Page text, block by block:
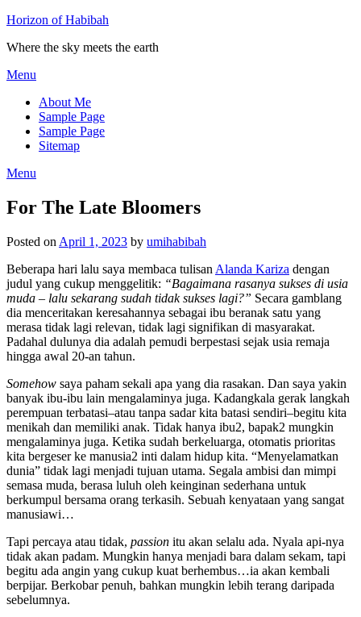
Horizon of Habibah
Where the sky meets the earth
Menu
About Me
Sample Page
Sample Page
Sitemap
Menu
For The Late Bloomers
Posted on April 1, 2023 by umihabibah
Beberapa hari lalu saya membaca tulisan Alanda Kariza dengan
judul yang cukup menggelitik: “Bagaimana rasanya sukses di usia
muda – lalu sekarang sudah tidak sukses lagi?” Secara gamblang
dia menceritakan keresahannya sebagai ibu beranak satu yang
merasa tidak lagi relevan, tidak lagi signifikan di masyarakat.
Padahal dulunya dia adalah pemudi berpestasi sejak usia remaja
hingga awal 20-an tahun.
Somehow saya paham sekali apa yang dia rasakan. Dan saya yakin
banyak ibu-ibu lain mengalaminya juga. Kadangkala gerak langkah
perempuan terbatasi–atau tanpa sadar kita batasi sendiri–begitu kita
menikah dan memiliki anak. Tidak hanya ibu2, bapak2 mungkin
mengalaminya juga. Ketika sudah berkeluarga, otomatis prioritas
kita bergeser ke manusia2 inti dalam hidup kita. “Menyelamatkan
dunia” tidak lagi menjadi tujuan utama. Segala ambisi dan mimpi
semasa muda, berasa luluh oleh keinginan sederhana untuk
berkumpul bersama orang terkasih. Sebuah kenyataan yang sangat
manusiawi…
Tapi percaya atau tidak, passion itu akan selalu ada. Nyala api-nya
tidak akan padam. Mungkin hanya menjadi bara dalam sekam, tapi
begitu ada angin yang cukup kuat berhembus…ia akan kembali
berpijar. Berkobar penuh, bahkan mungkin lebih terang daripada
sebelumnya.